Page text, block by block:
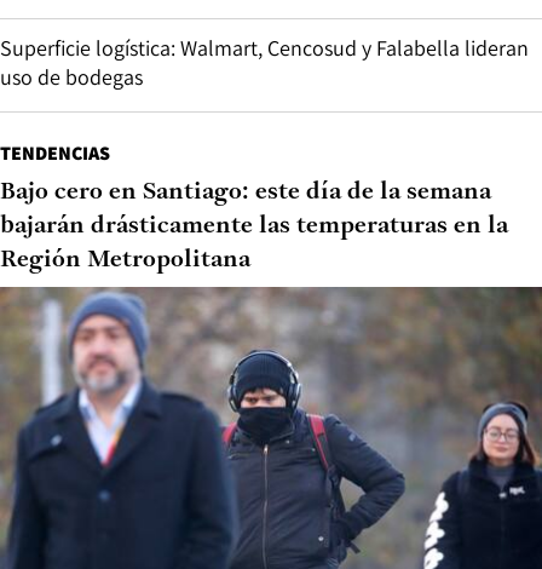
Superficie logística: Walmart, Cencosud y Falabella lideran
uso de bodegas
TENDENCIAS
Bajo cero en Santiago: este día de la semana
bajarán drásticamente las temperaturas en la
Región Metropolitana